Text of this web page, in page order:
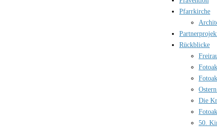
Pfarrkirche
Rückblicke
Die
50.